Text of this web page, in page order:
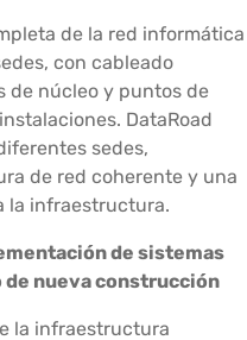
de la red informática
con cableado
de núcleo y puntos de
DataRoad
sedes,
de red coherente y una
la infraestructura.
de sistemas
nueva construcción
la infraestructura